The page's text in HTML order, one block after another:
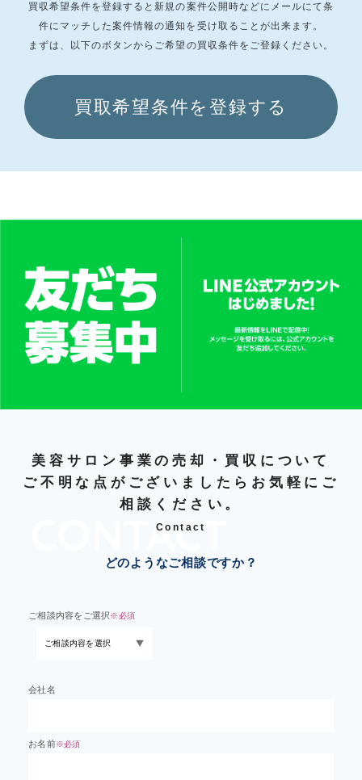
買収希望条件を登録すると新規の案件公開時などにメールにて条
件にマッチした案件情報の通知を受け取ることが出来ます。
まずは、以下のボタンからご希望の買収条件をご登録ください。
買取希望条件を登録する
美容サロン事業の売却・買収について
ご不明な点がございましたらお気軽にご
相談ください。
Contact
どのようなご相談ですか？
ご相談内容をご選択※必須
会社名
お名前※必須